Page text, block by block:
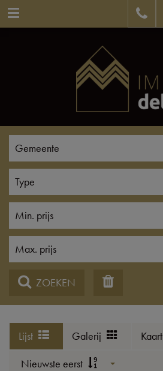
Gemeente
Type
Min. prijs
Max. prijs
ZOEKEN
Galerij
Lijst
Kaart
Nieuwste eerst